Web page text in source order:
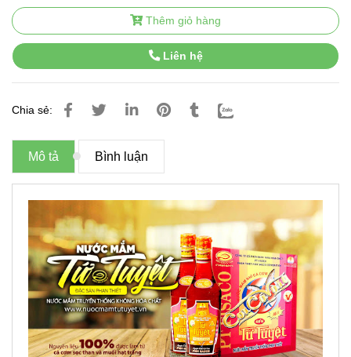
Thêm giỏ hàng
Liên hệ
Chia sẻ:
Mô tả Bình luận